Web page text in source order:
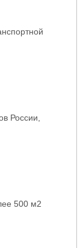
России,
500 м2